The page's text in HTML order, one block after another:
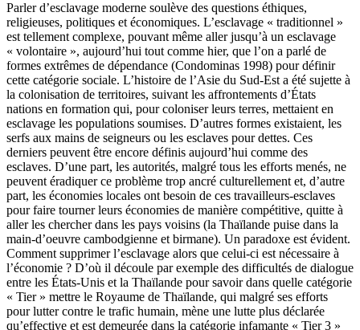
Parler d’esclavage moderne soulève des questions éthiques,
religieuses, politiques et économiques. L’esclavage « traditionnel »
est tellement complexe, pouvant même aller jusqu’à un esclavage
« volontaire », aujourd’hui tout comme hier, que l’on a parlé de
formes extrêmes de dépendance (Condominas 1998) pour définir
cette catégorie sociale. L’histoire de l’Asie du Sud-Est a été sujette à
la colonisation de territoires, suivant les affrontements d’États
nations en formation qui, pour coloniser leurs terres, mettaient en
esclavage les populations soumises. D’autres formes existaient, les
serfs aux mains de seigneurs ou les esclaves pour dettes. Ces
derniers peuvent être encore définis aujourd’hui comme des
esclaves. D’une part, les autorités, malgré tous les efforts menés, ne
peuvent éradiquer ce problème trop ancré culturellement et, d’autre
part, les économies locales ont besoin de ces travailleurs-esclaves
pour faire tourner leurs économies de manière compétitive, quitte à
aller les chercher dans les pays voisins (la Thaïlande puise dans la
main-d’oeuvre cambodgienne et birmane). Un paradoxe est évident.
Comment supprimer l’esclavage alors que celui-ci est nécessaire à
l’économie ? D’où il découle par exemple des difficultés de dialogue
entre les États-Unis et la Thaïlande pour savoir dans quelle catégorie
« Tier » mettre le Royaume de Thaïlande, qui malgré ses efforts
pour lutter contre le trafic humain, mène une lutte plus déclarée
qu’effective et est demeurée dans la catégorie infamante « Tier 3 »